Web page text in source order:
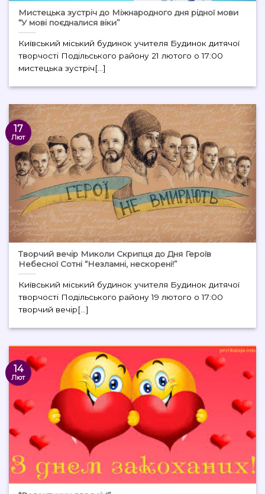
Мистецька зустріч до Міжнародного дня рідної мови
“У мові поєдналися віки”
Київський міський будинок учителя Будинок дитячої
творчості Подільського району 21 лютого о 17:00
мистецька зустріч[...]
Творчий вечір Миколи Скрипця до Дня Героїв
Небесної Сотні “Незламні, нескорені!”
Київський міський будинок учителя Будинок дитячої
творчості Подільського району 19 лютого о 17:00
творчий вечір[...]
17
Лют
14
Лют